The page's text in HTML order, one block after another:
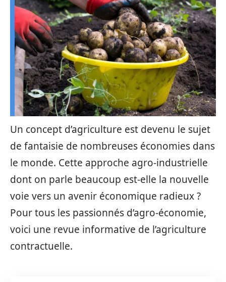
Un concept d’agriculture est devenu le sujet
de fantaisie de nombreuses économies dans
le monde. Cette approche agro-industrielle
dont on parle beaucoup est-elle la nouvelle
voie vers un avenir économique radieux ?
Pour tous les passionnés d’agro-économie,
voici une revue informative de l’agriculture
contractuelle.